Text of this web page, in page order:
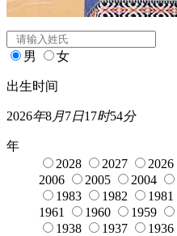
*
男 女
出生时间
2026年8月7日17时54分
年
2028
2027 2026
2006
2005 2004
1983
1982 1981
1961
1960 1959
1938
1937 1936